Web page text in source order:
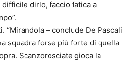
difficile dirlo, faccio fatica a
“Mirandola – conclude De Pascali
squadra forse più forte di quella
Scanzorosciate gioca la